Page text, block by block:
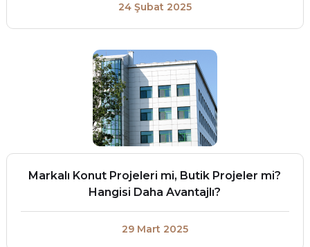
24 Şubat 2025
Markalı Konut Projeleri mi, Butik Projeler mi?
Hangisi Daha Avantajlı?
29 Mart 2025